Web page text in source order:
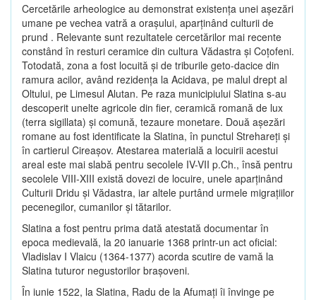
Cercetările arheologice au demonstrat existenţa unei aşezări
umane pe vechea vatră a oraşului, aparţinând culturii de
prund . Relevante sunt rezultatele cercetărilor mai recente
constând în resturi ceramice din cultura Vădastra şi Coţofeni.
Totodată, zona a fost locuită şi de triburile geto-dacice din
ramura acilor, având rezidenţa la Acidava, pe malul drept al
Oltului, pe Limesul Alutan. Pe raza municipiului Slatina s-au
descoperit unelte agricole din fier, ceramică romană de lux
(terra sigillata) şi comună, tezaure monetare. Două aşezări
romane au fost identificate la Slatina, în punctul Strehareţi şi
în cartierul Cireaşov. Atestarea materială a locuirii acestui
areal este mai slabă pentru secolele IV-VII p.Ch., însă pentru
secolele VIII-XIII există dovezi de locuire, unele aparţinând
Culturii Dridu şi Vădastra, iar altele purtând urmele migraţiilor
pecenegilor, cumanilor şi tătarilor.
Slatina a fost pentru prima dată atestată documentar în
epoca medievală, la 20 ianuarie 1368 printr-un act oficial:
Vladislav I Vlaicu (1364-1377) acorda scutire de vamă la
Slatina tuturor negustorilor braşoveni.
În iunie 1522, la Slatina, Radu de la Afumaţi îi învinge pe